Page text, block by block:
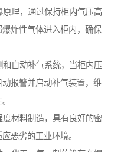
理，通过保持柜内气压高
炸性气体进入柜内，确保
自动补气系统，当柜内压
报警并启动补气装置，维
材料制造，具有良好的密
恶劣的工业环境。